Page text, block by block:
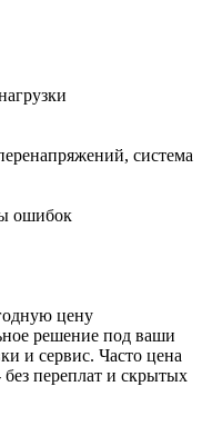
система
ошибок
цену
решение под ваши
и сервис. Часто цена
переплат и скрытых